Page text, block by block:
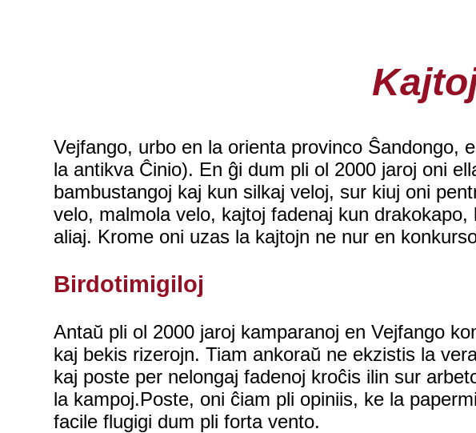
Vejfango, urbo en la orienta provinco
la antikva Ĉinio). En ĝi dum pli ol 2000 jaroj oni
bambustangoj kaj kun silkaj veloj, sur kiuj oni
velo, malmola velo, kajtoj fadenaj kun
aliaj. Krome oni uzas la kajtojn ne nur en
Birdotimigiloj
Antaŭ pli ol 2000 jaroj kamparanoj en Vejfango
kaj bekis rizerojn. Tiam ankoraŭ ne ekzistis la
kaj poste per nelongaj fadenoj kroĉis ilin sur
la kampoj.Poste, oni ĉiam pli opiniis, ke la
facile flugigi dum pli forta vento.